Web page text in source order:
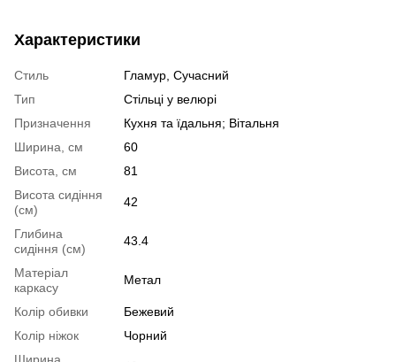
Характеристики
Стиль
Гламур, Сучасний
Тип
Стільці у велюрі
Призначення
Кухня та їдальня; Вітальня
Ширина, см
60
Висота, см
81
Висота сидіння
(см)
42
Глибина
сидіння (см)
43.4
Матеріал
каркасу
Метал
Колір обивки
Бежевий
Колір ніжок
Чорний